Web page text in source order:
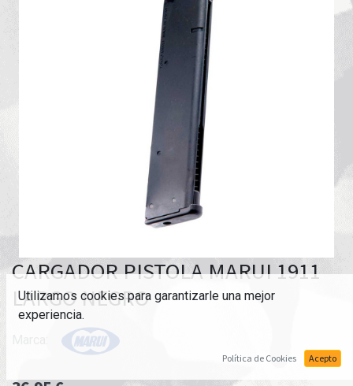
CARGADOR PISTOLA MARUI 1911
LARGO NEGRO
Utilizamos cookies para garantizarle una mejor
experiencia.
Política de Cookies Acepto